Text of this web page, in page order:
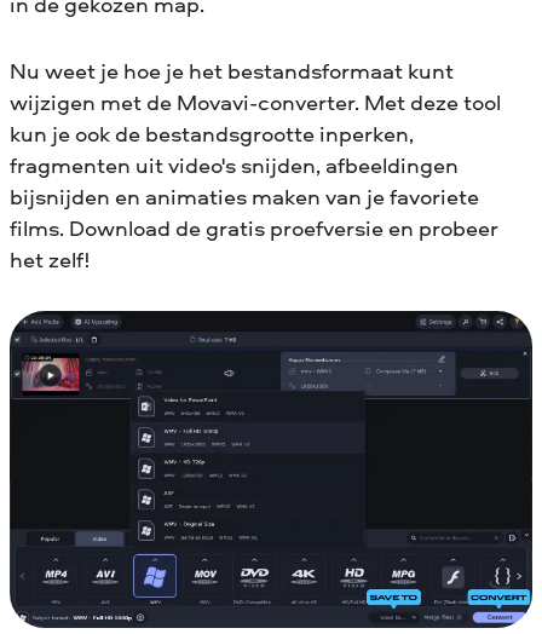
Nu weet je hoe je het bestandsformaat kunt
wijzigen met de Movavi-converter. Met deze tool
kun je ook de bestandsgrootte inperken,
fragmenten uit video's snijden, afbeeldingen
bijsnijden en animaties maken van je favoriete
films. Download de gratis proefversie en probeer
het zelf!